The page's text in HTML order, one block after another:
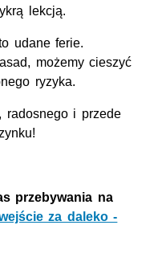
lekcją.
udane ferie.
możemy cieszyć
ryzyka.
radosnego i przede
przebywania na
za daleko -